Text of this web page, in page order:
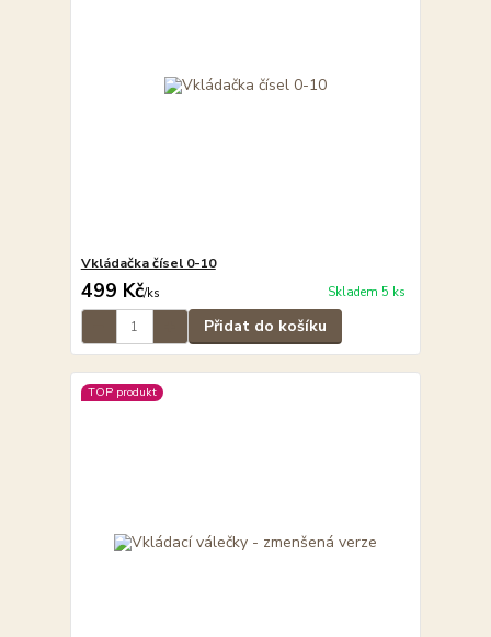
Vkládačka čísel 0-10
499 Kč/ks Skladem 5 ks
Přidat do košíku
TOP produkt